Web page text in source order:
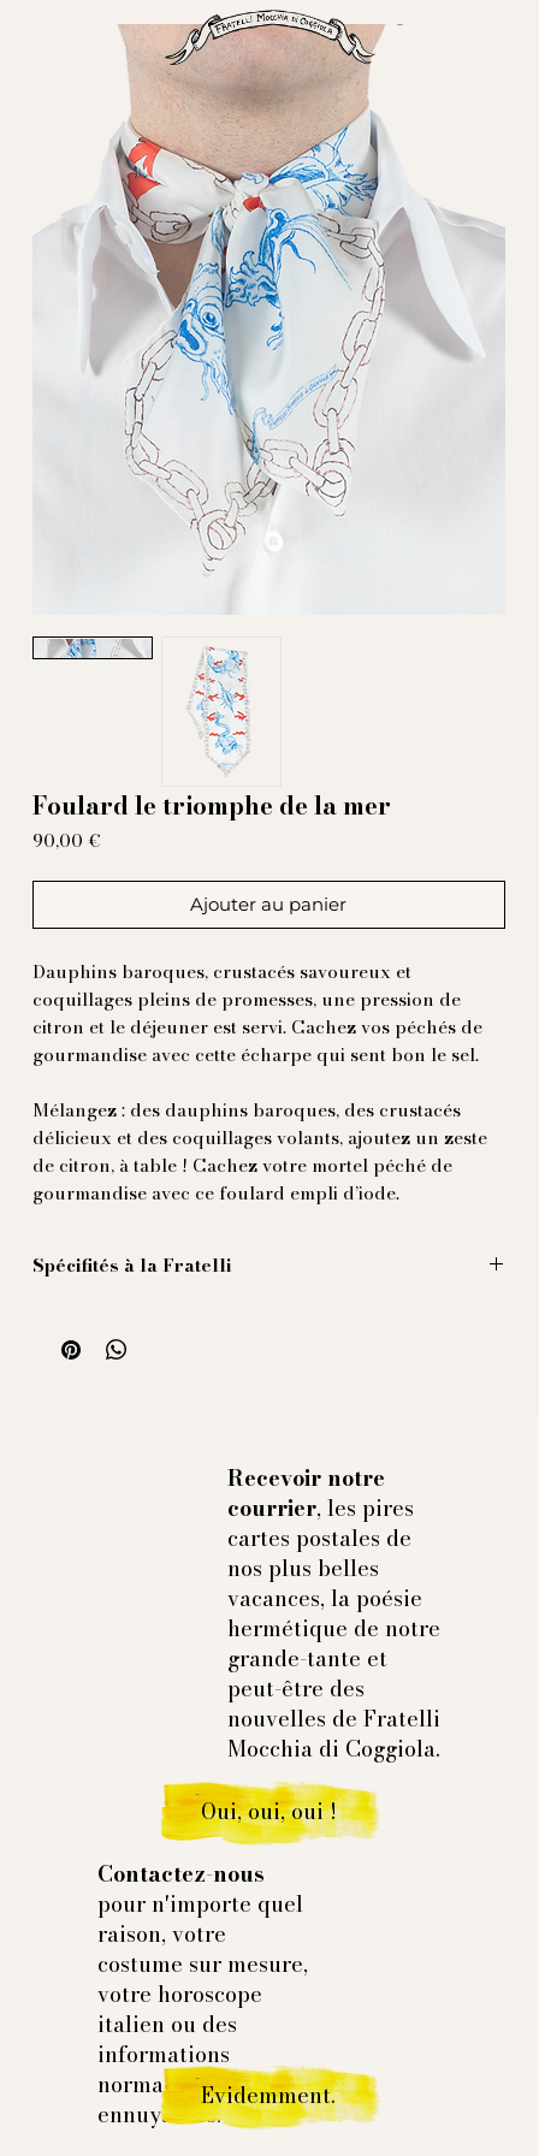
Foulard le triomphe de la mer
90,00 €
Ajouter au panier
Dauphins baroques, crustacés savoureux et
coquillages pleins de promesses, une pression de
citron et le déjeuner est servi. Cachez vos péchés de
gourmandise avec cette écharpe qui sent bon le sel.
Mélangez : des dauphins baroques, des crustacés
délicieux et des coquillages volants, ajoutez un zeste
de citron, à table ! Cachez votre mortel péché de
gourmandise avec ce foulard empli d’iode.
Spécifités à la Fratelli
100% soie imprimée et fabriquée en Italie à partir de
crustacés exploités.
Recevoir notre
courrier, les pires
cartes postales de
nos plus belles
vacances, la poésie
hermétique de notre
grande-tante et
peut-être des
nouvelles de Fratelli
Mocchia di Coggiola.
Contactez-nous
pour n'importe quel
raison, votre
costume sur mesure,
votre horoscope
italien ou des
informations
normales et
ennuyantes.
Oui, oui, oui !
Evidemment.